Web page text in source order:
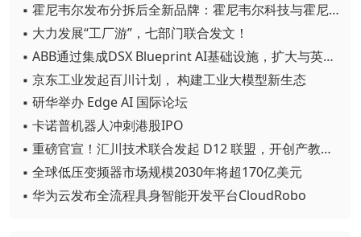
▪ 霍尼韦尔发布分拆后全新品牌：霍尼韦尔科技与霍尼韦尔航空航天
▪ 大力发展“工厂游”，七部门联合发文！
▪ ABB通过集成DSX Blueprint AI基础设施，扩大与英伟达的合作
▪ 京东工业发起百川计划， 构建工业大模型新生态
▪ 研华举办 Edge AI 国际论坛
▪ 卡诺普机器人冲刺港股IPO
▪ 重磅官宣！汇川技术联合发起 D12 联盟，开创产教融合新范式
▪ 全球低压变频器市场规模2030年将超170亿美元
▪ 华为云发布全流程具身智能开发平台CloudRobo